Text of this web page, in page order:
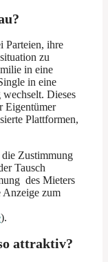
Parteien, ihre
zu
in eine
in eine
Dieses
Eigentümer
Plattformen,
Zustimmung
Tausch
des Mieters
Anzeige zum
).
attraktiv?